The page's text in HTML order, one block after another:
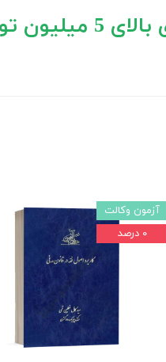
تومان)
آزمون وکالت
۰ درصد